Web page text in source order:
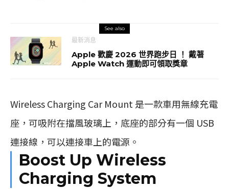
See also
最新消息
Apple 歡慶 2026 世界跑步日 ！ 戴著
Apple Watch 運動即可領取獎章
Wireless Charging Car Mount 是一款車用無線充電
座，可吸附在擋風玻璃上，底座的部分有一個 USB
連接線，可以連接車上的電源。
Boost Up Wireless
Charging System